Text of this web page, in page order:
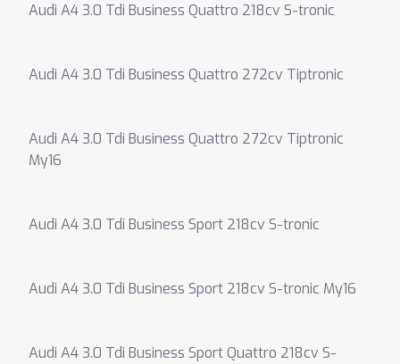
Audi A4 3.0 Tdi Business Quattro 218cv S-tronic
Audi A4 3.0 Tdi Business Quattro 272cv Tiptronic
Audi A4 3.0 Tdi Business Quattro 272cv Tiptronic
My16
Audi A4 3.0 Tdi Business Sport 218cv S-tronic
Audi A4 3.0 Tdi Business Sport 218cv S-tronic My16
Audi A4 3.0 Tdi Business Sport Quattro 218cv S-